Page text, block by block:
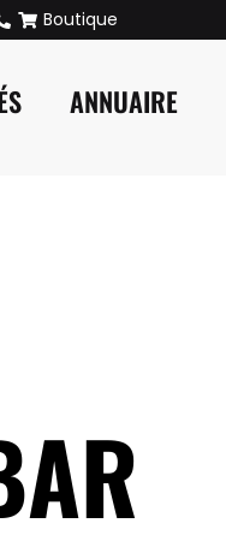
Boutique
ANNUAIRE